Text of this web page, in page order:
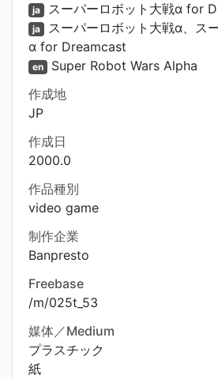
ja スーパーロボット大戦α for
ja スーパーロボット大戦α、ス
α for Dreamcast
en Super Robot Wars Alpha
作成地
JP
作成日
2000.0
作品種別
video game
制作企業
Banpresto
Freebase
/m/025t_53
媒体／Medium
プラスチック
紙